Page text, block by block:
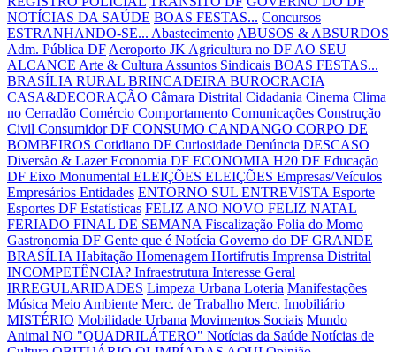
NOTÍCIAS DA SAÚDE BOAS FESTAS... Concursos
ESTRANHANDO-SE... AbastecimentoABUSOS & ABSURDOS
Adm. Pública DFAeroporto JKAgricultura no DFAO SEU
ALCANCE Arte & CulturaAssuntos Sindicais BOAS FESTAS...
BRASÍLIA RURAL BRINCADEIRABUROCRACIA
CASA&DECORAÇÃO Câmara Distrital Cidadania Cinema Clima
no Cerradão Comércio Comportamento Comunicações Construção
Civil Consumidor DF CONSUMO CANDANGO CORPO DE
BOMBEIROS Cotidiano DF Curiosidade Denúncia DESCASO
Diversão & LazerEconomia DF ECONOMIA H20 DF Educação
DF Eixo Monumental ELEIÇÕES ELEIÇÕES Empresas/Veículos
Empresários Entidades ENTORNO SUL ENTREVISTAEsporte
Esportes DF Estatísticas FELIZ ANO NOVO FELIZ NATAL
FERIADO FINAL DE SEMANAFiscalização Folia do Momo
Gastronomia DF Gente que é Notícia Governo do DF GRANDE
BRASÍLIAHabitação Homenagem Hortifrutis Imprensa Distrital
INCOMPETÊNCIA? Infraestrutura Interesse Geral
IRREGULARIDADES Limpeza Urbana Loteria Manifestações
Música Meio Ambiente Merc. de Trabalho Merc. Imobiliário
MISTÉRIO Mobilidade Urbana Movimentos Sociais Mundo
Animal NO "QUADRILÁTERO" Notícias da Saúde Notícias de